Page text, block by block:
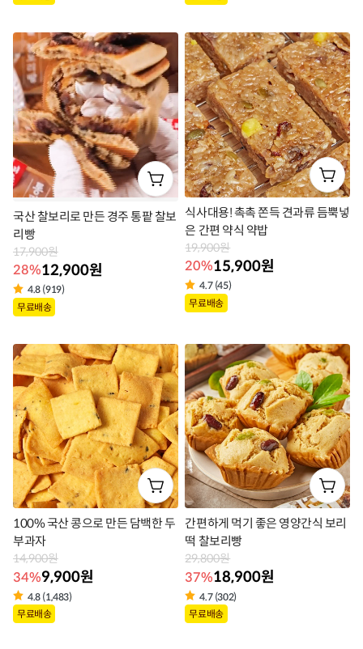
라
벨
라
벨
국산 찰보리로 만든 경주 통팥 찰보
리빵
17,900원
28%12,900원
4.8 (919)
상
라
벨
무료배송
식사대용! 촉촉 쫀득 견과류 듬뿍넣
은 간편 약식 약밥
19,900원
20%15,900원
4.7 (45)
상
라
벨
무료배송
100% 국산 콩으로 만든 담백한 두
부과자
14,900원
34%9,900원
4.8 (1,483)
상
무료배송
간편하게 먹기 좋은 영양간식 보리
떡 찰보리빵
29,800원
37%18,900원
4.7 (302)
상
무료배송